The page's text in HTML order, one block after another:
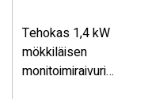
Tehokas 1,4 kW
mökkiläisen
monitoimiraivuri